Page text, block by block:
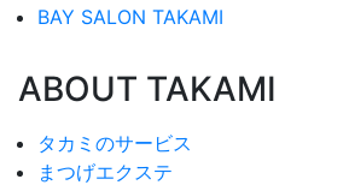
BAY SALON TAKAMI
ABOUT TAKAMI
タカミのサービス
まつげエクステ